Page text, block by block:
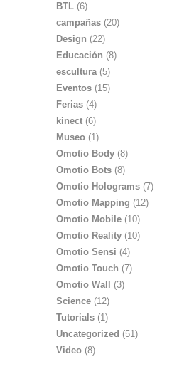
BTL (6)
campañas (20)
Design (22)
Educación (8)
escultura(5)
Eventos (15)
Ferias (4)
kinect (6)
Museo (1)
Omotio Body (8)
Omotio Bots (8)
Omotio Holograms (7)
Omotio Mapping (12)
Omotio Mobile (10)
Omotio Reality (10)
Omotio Sensi (4)
Omotio Touch (7)
Omotio Wall
(3)
Science (12)
Tutorials (1)
Uncategorized (51)
Video (8)